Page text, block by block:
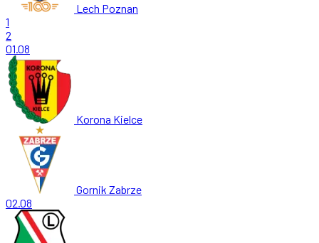
Lech Poznan
1
2
01.08
Korona Kielce
Gornik Zabrze
02.08